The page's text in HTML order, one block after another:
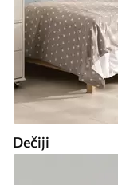
Dečiji